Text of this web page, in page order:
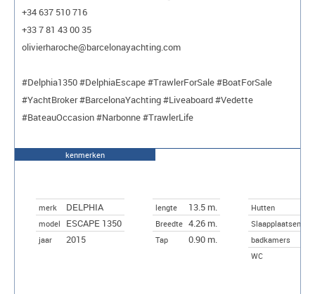
+34 637 510 716
+33 7 81 43 00 35
olivierharoche@barcelonayachting.com
#Delphia1350 #DelphiaEscape #TrawlerForSale #BoatForSale
#YachtBroker #BarcelonaYachting #Liveaboard #Vedette
#BateauOccasion #Narbonne #TrawlerLife
kenmerken
merk DELPHIA
model ESCAPE 1350
jaar 2015
lengte 13.5 m.
Breedte 4.26 m.
Tap 0.90 m.
Hutten
Slaapplaatsen
badkamers
WC